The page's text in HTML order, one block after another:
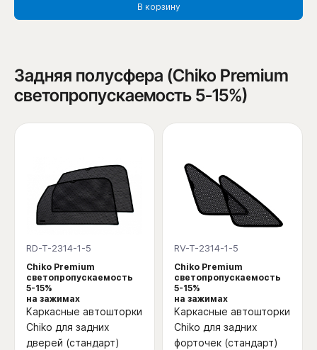
В корзину
Задняя полусфера (Chiko Premium
светопропускаемость 5-15%)
RD-T-2314-1-5
Chiko Premium
светопропускаемость
5-15%
на зажимах
Каркасные автошторки
Chiko для задних
дверей (стандарт)
RV-T-2314-1-5
Chiko Premium
светопропускаемость
5-15%
на зажимах
Каркасные автошторки
Chiko для задних
форточек (стандарт)